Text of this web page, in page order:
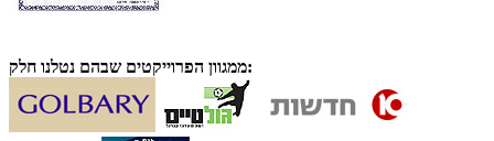
ממגוון הפרוייקטים שבהם נטלנו חלק: